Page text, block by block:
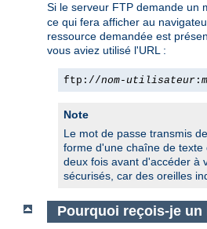
Si le serveur FTP demande un
ce qui fera afficher au
ressource demandée est
vous aviez utilisé l'URL :
ftp://nom-utilisateur :
Note
Le mot de passe transmis
forme d'une chaîne de texte
deux fois avant d'accéder à
sécurisés, car des oreilles
Pourquoi reçois-je